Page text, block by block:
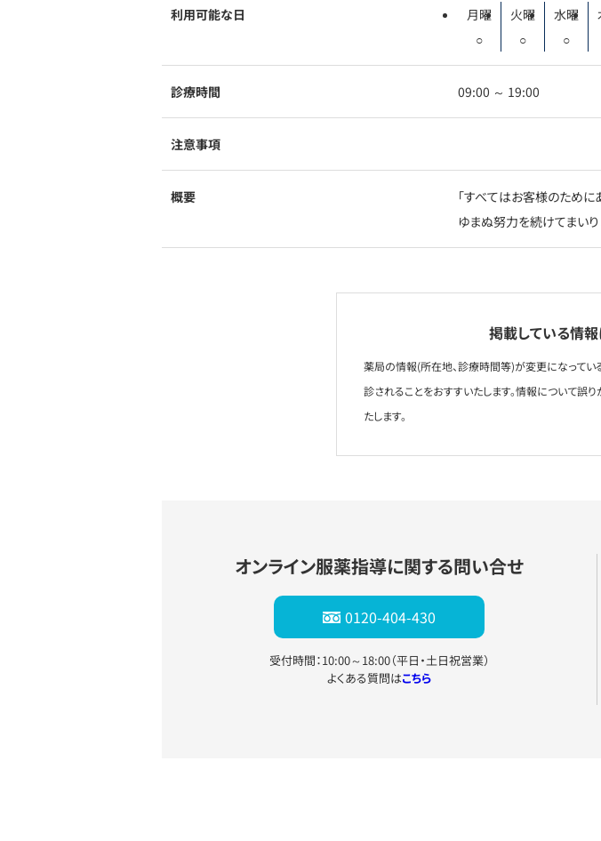
利用可能な日
月曜
○
火曜
○
水曜
○
診療時間 09:00 ～ 19:00
注意事項
概要
「すべてはお客様のため
ゆまぬ努力を続けてまいり
掲載している情
薬局の情報(所在地、診療時間等)が変更になってい
診されることをおすすいたします。情報について誤
たします。
オンライン服薬指導に関する問い合せ
0120-404-430
受付時間：10:00～18:00（平日・土日祝営業）
よくある質問はこちら